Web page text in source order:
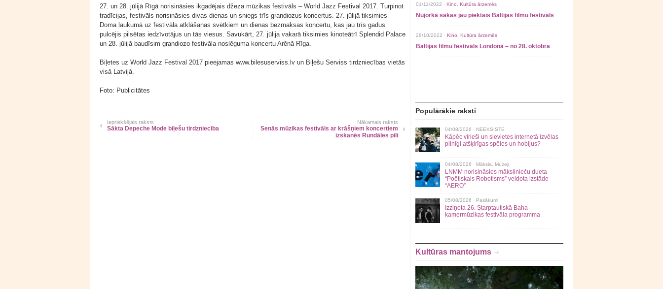
27. un 28. jūlijā Rīgā norisināsies ikgadējais džeza mūzikas festivāls – World Jazz Festival 2017. Turpinot
tradīcijas, festivāls norisināsies divas dienas un sniegs trīs grandiozus koncertus. 27. jūlijā tiksimies
Doma laukumā uz festivāla atklāšanas svētkiem un dienas bezmaksas koncertu, kas jau trīs gadus
pulcējis pilsētas iedzīvotājus un tās viesus. Savukārt, 27. jūlija vakarā tiksimies kinoteātrī Splendid Palace
un 28. jūlijā baudīsim grandiozo festivāla noslēguma koncertu Arēnā Rīga.
Biļetes uz World Jazz Festival 2017 pieejamas www.bilesuserviss.lv un Biļešu Serviss tirdzniecības vietās
visā Latvijā.
Foto: Publicitātes
Iepriekšējais raksts
Sākta Depeche Mode biļešu tirdzniecība
Nākamais raksts
Senās mūzikas festivāls ar krāšņiem koncertiem
izskanēs Rundāles pilī
01/11/2022 · Kino Kultūra ārzemēs
Ņujorkā sākas jau piektais Baltijas filmu festivāls
28/10/2022 · Kino Kultūra ārzemēs
Baltijas filmu festivāls Londonā – no 28. oktobra
Populārākie raksti
04/08/2026 · NEEKSISTE
Kāpēc vīrieši un sievietes internetā izvēlas
pilnīgi atšķirīgas spēles un hobijus?
04/08/2026 · Māksla Muzeji
LNMM norisināsies mākslinieču dueta
“Poētiskais Robotisms” veidota izstāde
“AERO”
05/08/2026 · Pasākumi
Izziņota 26. Starptautiskā Baha
kamermūzikas festivāla programma
Kultūras mantojums